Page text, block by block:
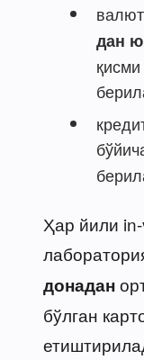
дан
Ҳар йили
донадан
бўлган